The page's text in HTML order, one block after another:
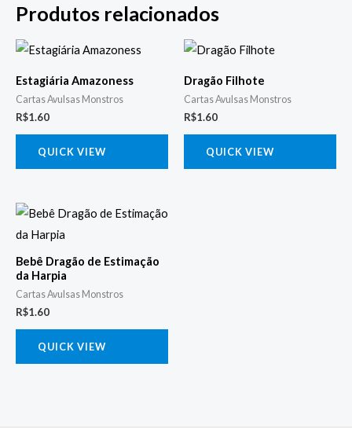
Produtos relacionados
Estagiária Amazoness
Cartas Avulsas Monstros
R$1.60
QUICK VIEW
Dragão Filhote
Cartas Avulsas Monstros
R$1.60
QUICK VIEW
Bebê Dragão de Estimação
da Harpia
Cartas Avulsas Monstros
R$1.60
QUICK VIEW